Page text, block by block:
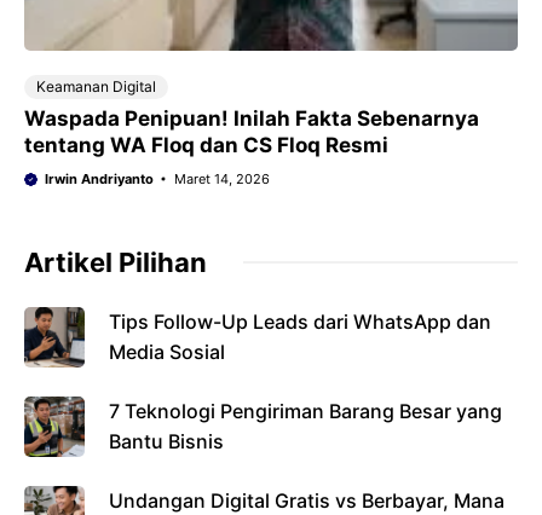
Keamanan Digital
Waspada Penipuan! Inilah Fakta Sebenarnya
tentang WA Floq dan CS Floq Resmi
Irwin Andriyanto Maret 14, 2026
Artikel Pilihan
Tips Follow-Up Leads dari WhatsApp dan
Media Sosial
7 Teknologi Pengiriman Barang Besar yang
Bantu Bisnis
Undangan Digital Gratis vs Berbayar, Mana